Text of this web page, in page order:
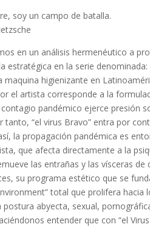
soy un campo de batalla.
en un análisis hermenéutico a
estratégica en la serie
maquina higienizante en
el artista corresponde a la
pandémico ejerce presión
tanto, “el virus Bravo” entra por
la propagación pandémica es
que afecta directamente a la
las entrañas y las vísceras
su programa estético que se
total que prolifera
postura abyecta, sexual,
entender que con “el